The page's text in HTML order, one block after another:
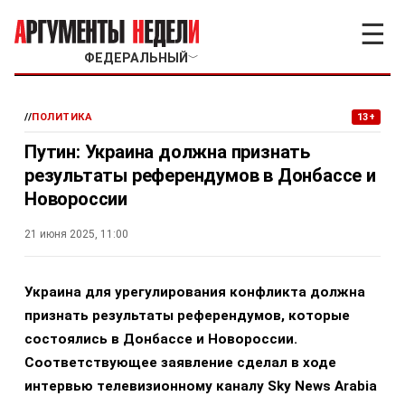
ФЕДЕРАЛЬНЫЙ ﹀
☰
//ПОЛИТИКА 13+
Путин: Украина должна признать
результаты референдумов в Донбассе и
Новороссии
21 июня 2025, 11:00
Украина для урегулирования конфликта должна
признать результаты референдумов, которые
состоялись в Донбассе и Новороссии.
Соответствующее заявление сделал в ходе
интервью телевизионному каналу Sky News Arabia